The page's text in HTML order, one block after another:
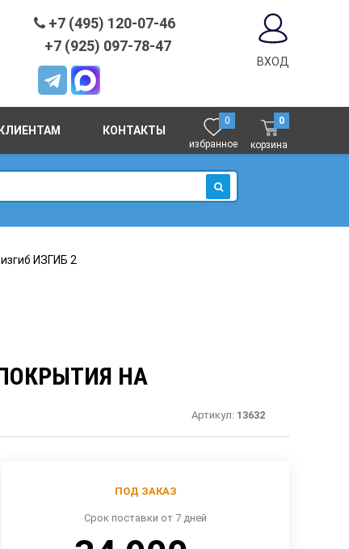
+7 (495) 120-07-46
+7 (925) 097-78-47
ВХОД
КЛИЕНТАМ КОНТАКТЫ
0
избранное
0
корзина
ИСКАТЬ
ИЗГИБ 2
НА
Артикул: 13632
ПОД ЗАКАЗ
Срок поставки от 7 дней